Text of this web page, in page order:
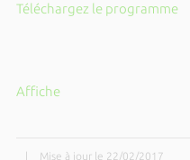
Téléchargez le programme
Affiche
Mise à jour le 22/02/2017